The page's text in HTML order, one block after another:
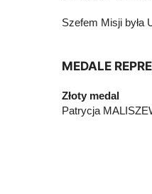
Szefem Misji była
MEDALE
Złoty medal
Patrycja